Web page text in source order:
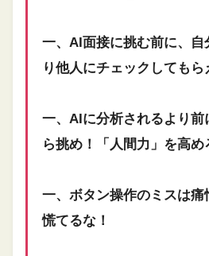
一、AI面接に挑む前に、自
り他人にチェックしてもら
一、AIに分析されるより
ら挑め！「人間力」を高め
一、ボタン操作のミスは痛
慌てるな！